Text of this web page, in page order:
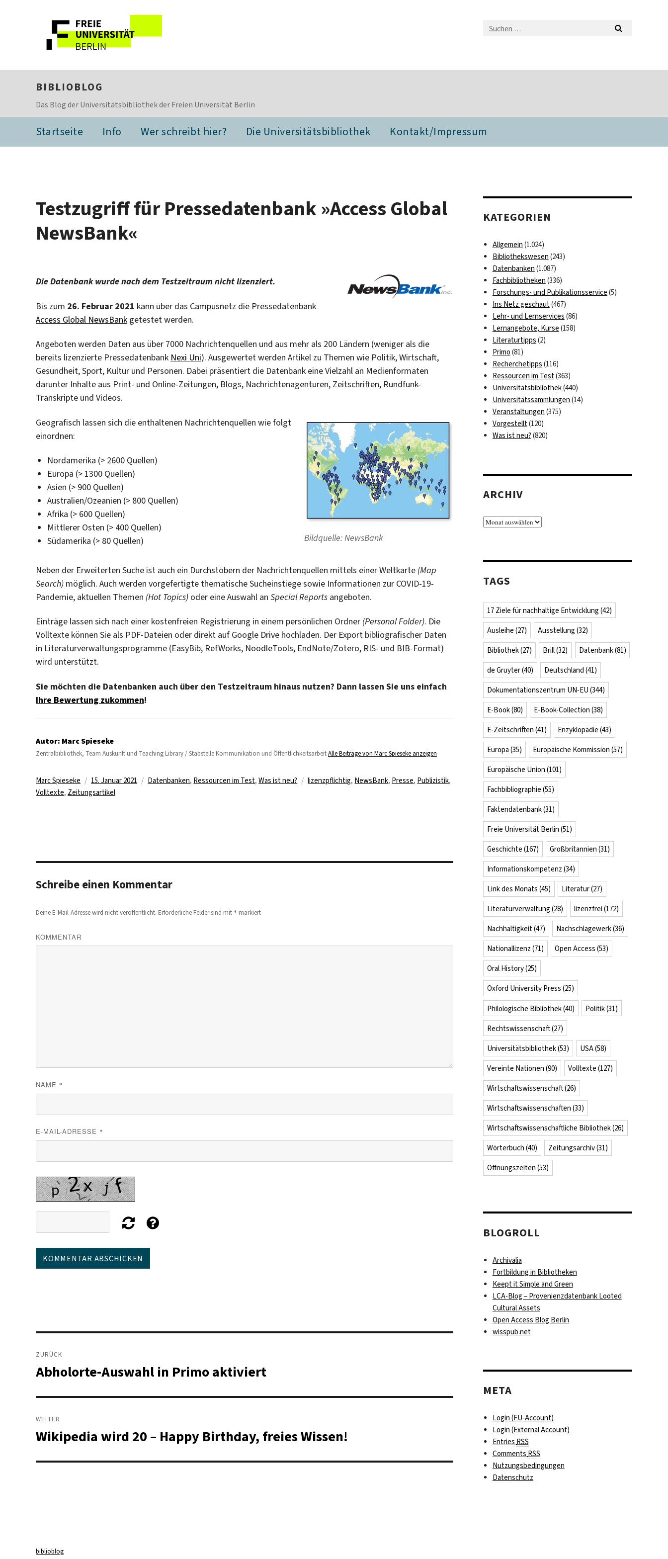
BIBLIOBLOG
Das Blog der Universitätsbibliothek der Freien Universität Berlin
Startseite Info Wer schreibt hier? Die Universitätsbibliothek Kontakt/Impressum
Testzugriff für Pressedatenbank »Access Global
NewsBank«
Die Datenbank wurde nach dem Testzeitraum nicht lizenziert.
Bis zum 26. Februar 2021 kann über das Campusnetz die Pressedatenbank
Access Global NewsBank getestet werden.
Angeboten werden Daten aus über 7000 Nachrichtenquellen und aus mehr als 200 Ländern (weniger als die
bereits lizenzierte Pressedatenbank Nexi Uni). Ausgewertet werden Artikel zu Themen wie Politik, Wirtschaft,
Gesundheit, Sport, Kultur und Personen. Dabei präsentiert die Datenbank eine Vielzahl an Medienformaten
darunter Inhalte aus Print- und Online-Zeitungen, Blogs, Nachrichtenagenturen, Zeitschriften, Rundfunk-
Transkripte und Videos.
Bildquelle: NewsBank
Geografisch lassen sich die enthaltenen Nachrichtenquellen wie folgt
einordnen:
Nordamerika (> 2600 Quellen)
Europa (> 1300 Quellen)
Asien (> 900 Quellen)
Australien/Ozeanien (> 800 Quellen)
Afrika (> 600 Quellen)
Mittlerer Osten (> 400 Quellen)
Südamerika (> 80 Quellen)
Neben der Erweiterten Suche ist auch ein Durchstöbern der Nachrichtenquellen mittels einer Weltkarte (Map
Search) möglich. Auch werden vorgefertigte thematische Sucheinstiege sowie Informationen zur COVID-19-
Pandemie, aktuellen Themen (Hot Topics) oder eine Auswahl an Special Reports angeboten.
Einträge lassen sich nach einer kostenfreien Registrierung in einem persönlichen Ordner (Personal Folder). Die
Volltexte können Sie als PDF-Dateien oder direkt auf Google Drive hochladen. Der Export bibliografischer Daten
in Literaturverwaltungsprogramme (EasyBib, RefWorks, NoodleTools, EndNote/Zotero, RIS- und BIB-Format)
wird unterstützt.
Sie möchten die Datenbanken auch über den Testzeitraum hinaus nutzen? Dann lassen Sie uns einfach
Ihre Bewertung zukommen!
Autor: Marc Spieseke
Zentralbibliothek, Team Auskunft und Teaching Library / Stabstelle Kommunikation und ÖffentlichkeitsarbeitAlle Beiträge von Marc Spieseke anzeigen
Autor
Marc Spieseke
Veröffentlicht
am
15. Januar 2021 Kategorien
Datenbanken, Ressourcen im Test,Was ist neu? Schlagwörter
lizenzpflichtig, NewsBank, Presse, Publizistik,
Volltexte, Zeitungsartikel
Schreibe einen Kommentar
Deine E-Mail-Adresse wird nicht veröffentlicht. Erforderliche Felder sind mit * markiert
KOMMENTAR
NAME *
E-MAIL-ADRESSE *
Beitragsnavigation
ZURÜCK
Vorheriger
Abholorte-Auswahl in Primo aktiviert
WEITER
Nächster
Beitrag:
Wikipedia wird 20 – Happy Birthday, freies Wissen!
KATEGORIEN
Allgemein (1.024)
Bibliothekswesen (243)
Datenbanken (1.087)
Fachbibliotheken (336)
Forschungs- und Publikationsservice (5)
Ins Netz geschaut(467)
Lehr- und Lernservices (86)
Lernangebote, Kurse (158)
Literaturtipps (2)
Primo (81)
Recherchetipps (116)
Ressourcen im Test(363)
Universitätsbibliothek(440)
Universitätssammlungen (14)
Veranstaltungen (375)
Vorgestellt(120)
Was ist neu? (820)
ARCHIV
Archiv
TAGS
17 Ziele für nachhaltige Entwicklung (42)
Ausleihe (27) Ausstellung (32)
Bibliothek(27) Brill(32) Datenbank(81)
de Gruyter(40) Deutschland (41)
Dokumentationszentrum UN-EU (344)
E-Book(80) E-Book-Collection (38)
E-Zeitschriften (41) Enzyklopädie (43)
Europa (35) Europäische Kommission (57)
Europäische Union (101)
Fachbibliographie (55)
Faktendatenbank(31)
Freie Universität Berlin (51)
Geschichte (167) Großbritannien (31)
Informationskompetenz (34)
Link des Monats (45) Literatur(27)
Literaturverwaltung (28) lizenzfrei (172)
Nachhaltigkeit(47) Nachschlagewerk(36)
Nationallizenz (71) Open Access (53)
Oral History(25)
Oxford University Press (25)
Philologische Bibliothek(40) Politik(31)
Rechtswissenschaft(27)
Universitätsbibliothek(53) USA(58)
Vereinte Nationen (90) Volltexte (127)
Wirtschaftswissenschaft(26)
Wirtschaftswissenschaften (33)
Wirtschaftswissenschaftliche Bibliothek(26)
Wörterbuch (40) Zeitungsarchiv(31)
Öffnungszeiten (53)
BLOGROLL
Archivalia
Fortbildung in Bibliotheken
Keept it Simple and Green
LCA-Blog – Provenienzdatenbank Looted
Cultural Assets
Open Access Blog Berlin
wisspub.net
META
Login (FU-Account)
Login (External Account)
EntriesRSS
CommentsRSS
Nutzungsbedingungen
Datenschutz
biblioblog